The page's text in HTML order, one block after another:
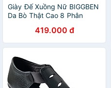
Giày Đế Xuồng Nữ BIGGBEN
Da Bò Thật Cao 8 Phân
419.000 đ